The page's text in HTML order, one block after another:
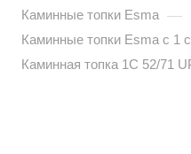
Каминные топки Esma —
Каминные топки Esma с 1
Каминная топка 1С 52/71